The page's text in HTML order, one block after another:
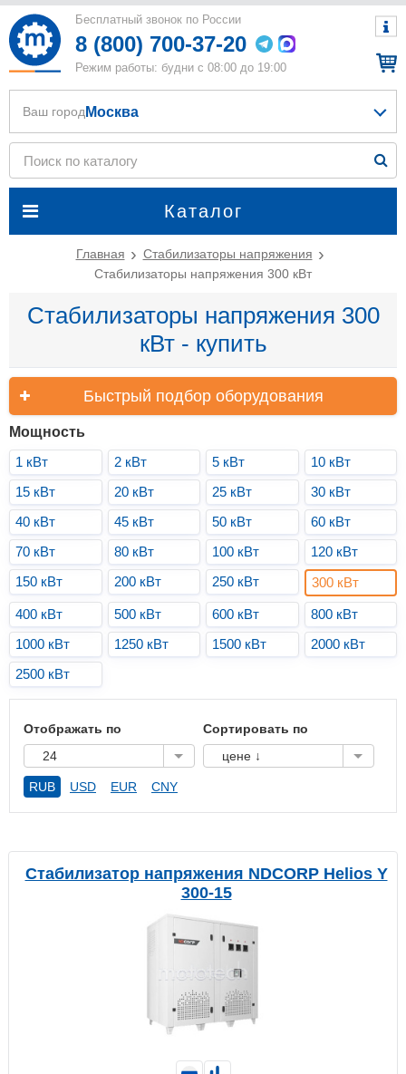
Бесплатный звонок по России
8 (800) 700-37-20
Режим работы: будни с 08:00 до 19:00
Каталог
Ваш город Москва
Главная
Стабилизаторы напряжения
Стабилизаторы напряжения 300 кВт
Стабилизаторы напряжения 300
кВт - купить
Быстрый подбор оборудования
Мощность
1 кВт
2 кВт 5 кВт
10 кВт
15 кВт
20 кВт 25 кВт
30 кВт
40 кВт
45 кВт 50 кВт
60 кВт
70 кВт
80 кВт 100 кВт
120 кВт
150 кВт
200 кВт 250 кВт 300 кВт
400 кВт 500 кВт 600 кВт
800 кВт
1000 кВт
1250 кВт 1500 кВт
2000 кВт
2500 кВт
Отображать по
24
Сортировать по
цене ↓
RUB USD EUR CNY
Стабилизатор напряжения NDCORP Helios Y
300-15